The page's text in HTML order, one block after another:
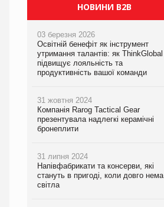
НОВИНИ B2B
03 березня 2026
Освітній бенефіт як інструмент
утримання талантів: як ThinkGlobal
підвищує лояльність та
продуктивність вашої команди
31 жовтня 2024
Компанія Rarog Tactical Gear
презентувала надлегкі керамічні
бронеплити
31 липня 2024
Напівфабрикати та консерви, які
стануть в пригоді, коли довго нема
світла